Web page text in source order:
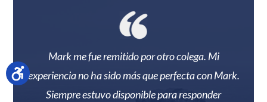
Mark me fue remitido por otro colega. Mi
experiencia no ha sido más que perfecta con Mark.
Siempre estuvo disponible para responder